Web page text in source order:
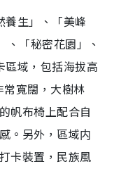
養生」、「美峰
「秘密花園」、
區域，包括海拔高
寬闊，大樹林
帆布椅上配合自
。另外，區域内
卡裝置，民族風